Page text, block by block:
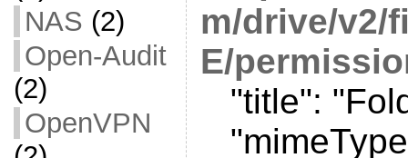
NAS (2)
Open-Audit
(2)
OpenVPN
m/drive/v2/
E/
"title":